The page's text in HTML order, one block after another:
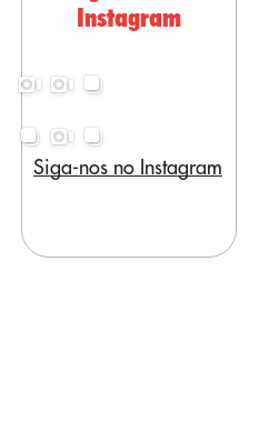
Instagram
Siga-nos no Instagram